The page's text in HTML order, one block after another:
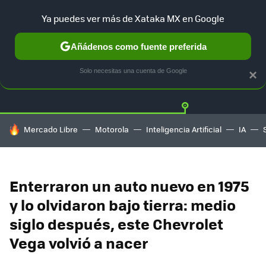
TESLA UBER AUTO ELECTRICO Twitter
HOY SE HABLA DE
Mercado Libre Motorola Inteligencia Artificial IA
Enterraron un auto nuevo en 1975
y lo olvidaron bajo tierra: medio
siglo después, este Chevrolet
Vega volvió a nacer
×
Ya puedes ver más de Xataka MX en Google
Añádenos como fuente preferida
Solo necesitas una cuenta de Google